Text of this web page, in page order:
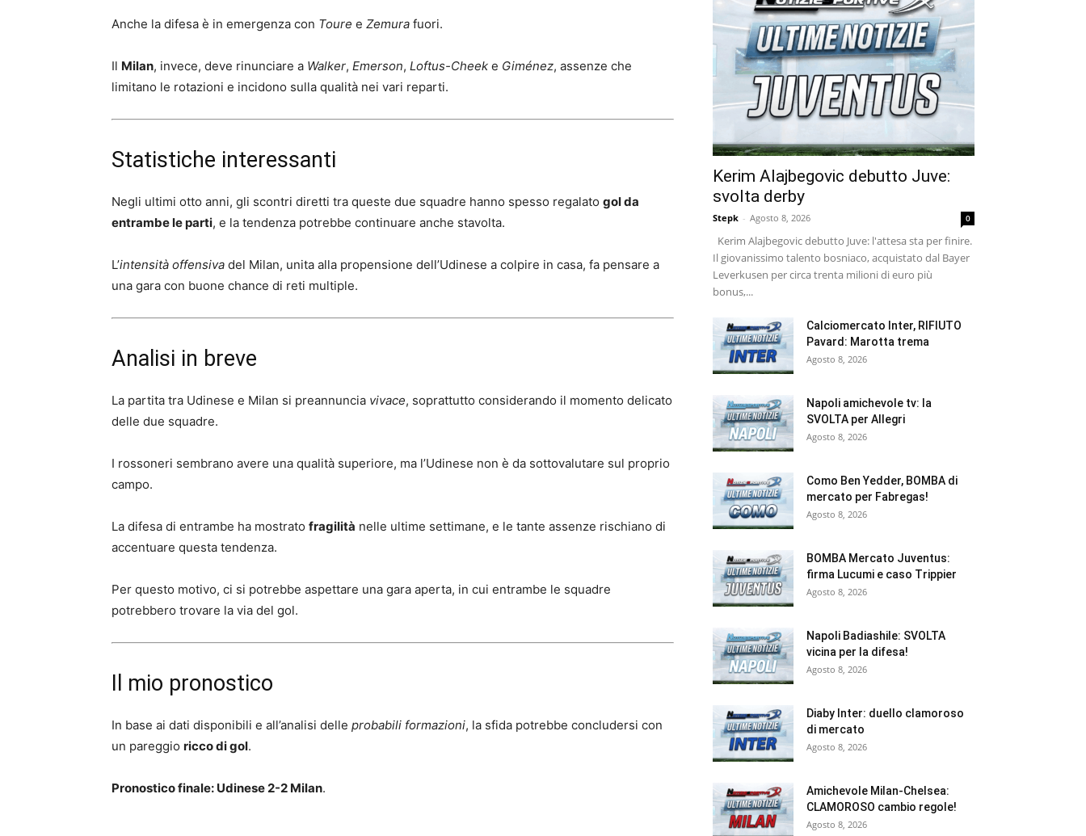
Anche la difesa è in emergenza con Toure e Zemura fuori.
Il Milan, invece, deve rinunciare a Walker, Emerson, Loftus-Cheek e Giménez, assenze che
limitano le rotazioni e incidono sulla qualità nei vari reparti.
Statistiche interessanti
Negli ultimi otto anni, gli scontri diretti tra queste due squadre hanno spesso regalato gol da
entrambe le parti, e la tendenza potrebbe continuare anche stavolta.
L’intensità offensiva del Milan, unita alla propensione dell’Udinese a colpire in casa, fa pensare a
una gara con buone chance di reti multiple.
Analisi in breve
La partita tra Udinese e Milan si preannuncia vivace, soprattutto considerando il momento delicato
delle due squadre.
I rossoneri sembrano avere una qualità superiore, ma l’Udinese non è da sottovalutare sul proprio
campo.
La difesa di entrambe ha mostrato fragilità nelle ultime settimane, e le tante assenze rischiano di
accentuare questa tendenza.
Per questo motivo, ci si potrebbe aspettare una gara aperta, in cui entrambe le squadre
potrebbero trovare la via del gol.
Il mio pronostico
In base ai dati disponibili e all’analisi delle probabili formazioni, la sfida potrebbe concludersi con
un pareggio ricco di gol.
Pronostico finale: Udinese 2-2 Milan.
Kerim Alajbegovic debutto Juve:
svolta derby
Stepk - Agosto 8, 2026 0
Kerim Alajbegovic debutto Juve: l'attesa sta per finire.
Il giovanissimo talento bosniaco, acquistato dal Bayer
Leverkusen per circa trenta milioni di euro più
bonus,...
Calciomercato Inter, RIFIUTO
Pavard: Marotta trema
Agosto 8, 2026
Napoli amichevole tv: la
SVOLTA per Allegri
Agosto 8, 2026
Como Ben Yedder, BOMBA di
mercato per Fabregas!
Agosto 8, 2026
BOMBA Mercato Juventus:
firma Lucumi e caso Trippier
Agosto 8, 2026
Napoli Badiashile: SVOLTA
vicina per la difesa!
Agosto 8, 2026
Diaby Inter: duello clamoroso
di mercato
Agosto 8, 2026
Amichevole Milan-Chelsea:
CLAMOROSO cambio regole!
Agosto 8, 2026